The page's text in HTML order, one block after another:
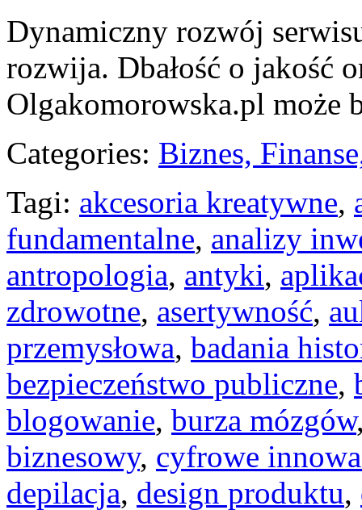
Dynamiczny rozwój
rozwija. Dbałość o jakość
Olgakomorowska.pl może
Categories: Biznes,
Tagi: akcesoria kreatywne,
fundamentalne, analizy
antropologia, antyki,
zdrowotne, asertywność,
przemysłowa, badania
bezpieczeństwo publiczne,
blogowanie, burza mózgów
biznesowy, cyfrowe
depilacja, design produktu,